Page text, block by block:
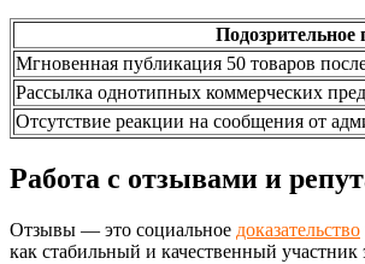
Подозрительное
Мгновенная публикация 50 товаров
Рассылка однотипных коммерческих
Отсутствие реакции на сообщения от
Работа с отзывами и
Отзывы — это социальное доказательство
как стабильный и качественный участник